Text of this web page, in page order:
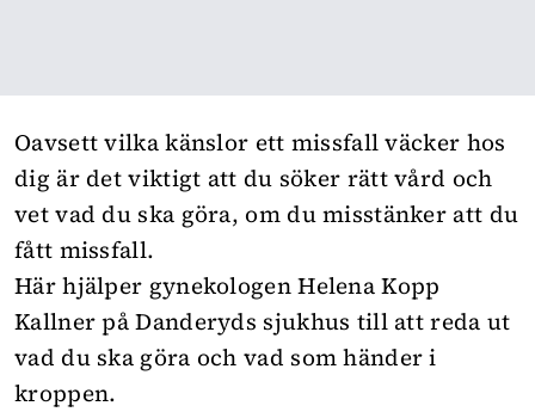
Oavsett vilka känslor ett missfall väcker hos
dig är det viktigt att du söker rätt vård och
vet vad du ska göra, om du misstänker att du
fått missfall.
Här hjälper gynekologen Helena Kopp
Kallner på Danderyds sjukhus till att reda ut
vad du ska göra och vad som händer i
kroppen.